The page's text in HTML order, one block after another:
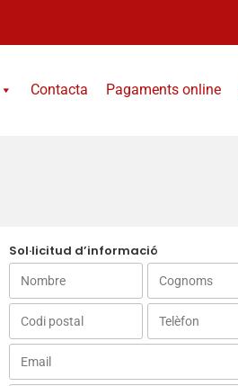
Contacta Pagaments online
Sol·licitud d’informació